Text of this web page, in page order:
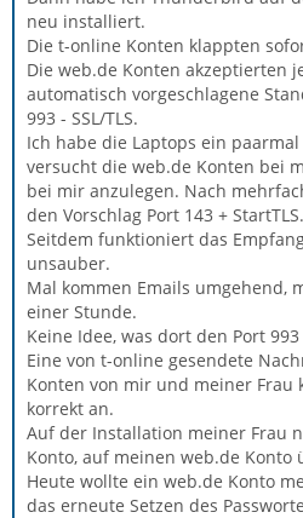
neu installiert.
Die t-online Konten klappten
Die web.de Konten akzeptierten
automatisch vorgeschlagene
993 - SSL/TLS.
Ich habe die Laptops ein
versucht die web.de Konten bei
bei mir anzulegen. Nach
den Vorschlag Port 143 + StartTLS.
Seitdem funktioniert das
unsauber.
Mal kommen Emails umgehend,
einer Stunde.
Keine Idee, was dort den Port
Eine von t-online gesendete
Konten von mir und meiner Frau
korrekt an.
Auf der Installation meiner Frau
Konto, auf meinen web.de Konto
Heute wollte ein web.de Konto
das erneute Setzen des